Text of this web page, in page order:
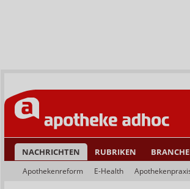
NACHRICHTEN RUBRIKEN
Apothekenreform E-Health